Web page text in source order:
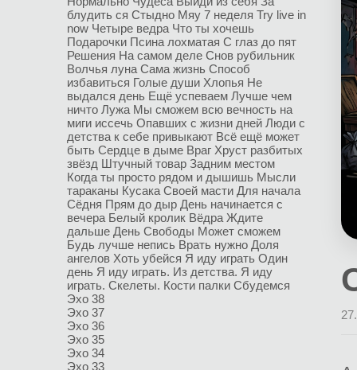
блудить ся Стыдно Мяу 7 неделя Try live in
now Четыре ведра Что ты хочешь
Подарочки Псина лохматая С глаз до пят
Решения На самом деле Снов рубильник
Волчья луна Сама жизнь Способ
избавиться Голые души Хлопья Не
выдался день Ещё успеваем Лучше чем
ничто Лужа Мы сможем всю вечность на
миги иссечь Опавших с жизни дней Люди с
детства к себе привыкают Всё ещё может
быть Сердце в дыме Враг Хруст разбитых
звёзд Штучный товар Задним местом
Когда ты просто рядом и дышишь Мысли
тараканы Кусака Своей масти Для начала
Сёдня Прям до дыр День начинается с
вечера Белый кролик Вёдра Ждите
дальше День Свободы Может сможем
Будь лучше непись Врать нужно Доля
ангелов Хоть убейся Я иду играть Один
день Я иду играть. Из детства. Я иду
играть. Скелеты. Кости палки Сбудемся
Эхо 38
Эхо 37
Эхо 36
Эхо 35
Эхо 34
Эхо 33